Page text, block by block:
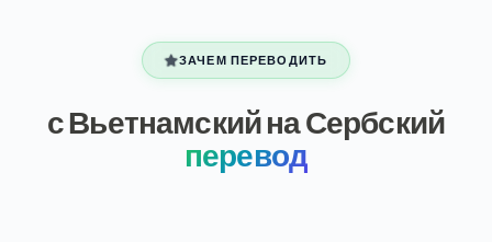
ЗАЧЕМ ПЕРЕВОДИТЬ
с Вьетнамский на Сербский
перевод